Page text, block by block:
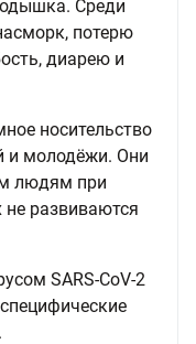
Среди
потерю
диарею и
носительство
и молодёжи. Они
людям при
не развиваются
SARS-CoV-2